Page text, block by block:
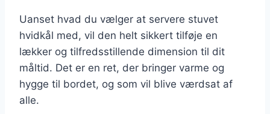
Uanset hvad du vælger at servere stuvet
hvidkål med, vil den helt sikkert tilføje en
lækker og tilfredsstillende dimension til dit
måltid. Det er en ret, der bringer varme og
hygge til bordet, og som vil blive værdsat af
alle.